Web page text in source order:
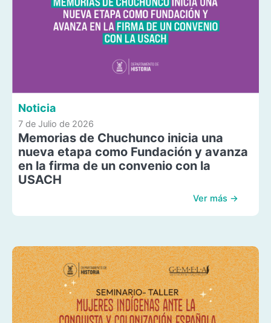
Noticia
7 de Julio de 2026
Memorias de Chuchunco inicia una
nueva etapa como Fundación y avanza
en la firma de un convenio con la
USACH
Ver más →